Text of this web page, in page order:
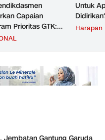
Capaian
Prioritas GTK:
Meningkat,
Untuk
Harapan